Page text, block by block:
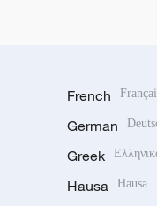
French
German
Greek
Hausa Hausa